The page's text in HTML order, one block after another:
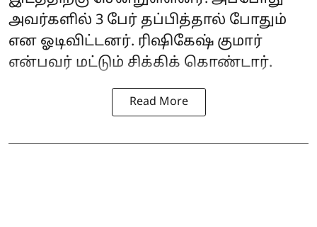
அவர்களில் 3 பேர் தப்பித்தால் போதும்
என ஓடிவிட்டனர். ரிஷிகேஷ் குமார்
என்பவர் மட்டும் சிக்கிக் கொண்டார்.
Read More